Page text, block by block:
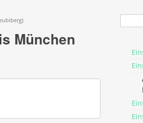
München